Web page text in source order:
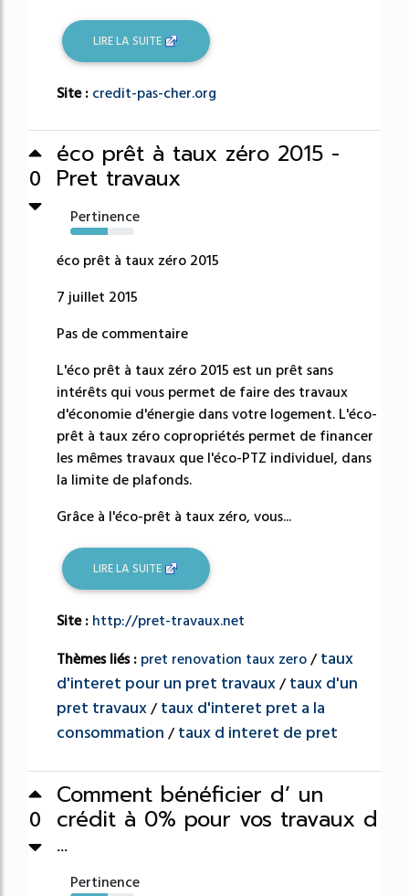
LIRE LA SUITE
Site : credit-pas-cher.org
0
éco prêt à taux zéro 2015 -
Pret travaux
Pertinence
58%
éco prêt à taux zéro 2015
7 juillet 2015
Pas de commentaire
L'éco prêt à taux zéro 2015 est un prêt sans
intérêts qui vous permet de faire des travaux
d'économie d'énergie dans votre logement. L'éco-
prêt à taux zéro copropriétés permet de financer
les mêmes travaux que l'éco-PTZ individuel, dans
la limite de plafonds.
Grâce à l'éco-prêt à taux zéro, vous...
LIRE LA SUITE
Site : http://pret-travaux.net
Thèmes liés : pret renovation taux zero/taux
d'interet pour un pret travaux/taux d'un
pret travaux/taux d'interet pret a la
consommation /taux d interet de pret
0
Comment bénéficier d’ un
crédit à 0% pour vos travaux d
...
Pertinence